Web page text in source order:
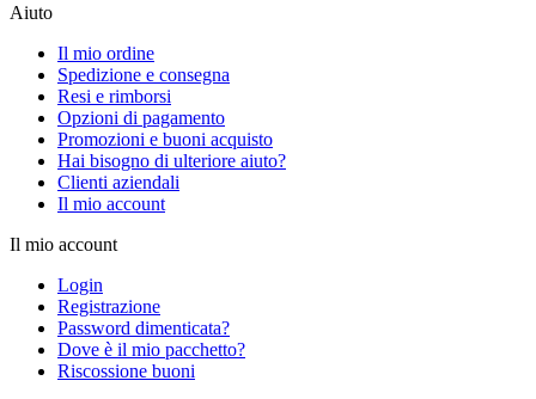
Aiuto
Il mio ordine
Spedizione e consegna
Resi e rimborsi
Opzioni di pagamento
Promozioni e buoni acquisto
Hai bisogno di ulteriore aiuto?
Clienti aziendali
Il mio account
Il mio account
Login
Registrazione
Password dimenticata?
Dove è il mio pacchetto?
Riscossione buoni